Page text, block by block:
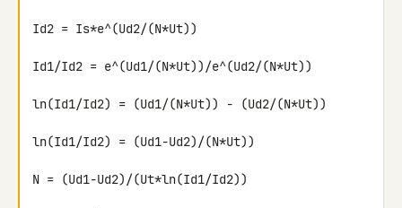
Id2 = Is*e^(Ud2/(N*Ut))
Id1/Id2 = e^(Ud1/(N*Ut))/e^(Ud2/(N*Ut))
ln(Id1/Id2) = (Ud1/(N*Ut)) - (Ud2/(N*Ut))
ln(Id1/Id2) = (Ud1-Ud2)/(N*Ut))
N = (Ud1-Ud2)/(Ut*ln(Id1/Id2))